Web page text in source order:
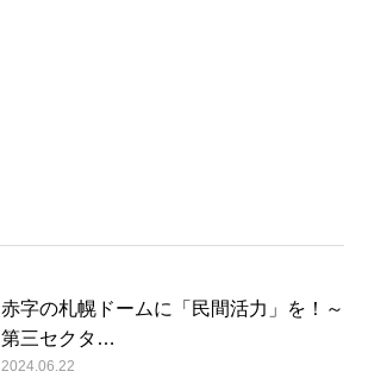
赤字の札幌ドームに「民間活力」を！～
第三セクタ…
2024.06.22